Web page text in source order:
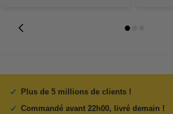
Plus de 5 millions de clients !
Commandé avant 22h00, livré demain !